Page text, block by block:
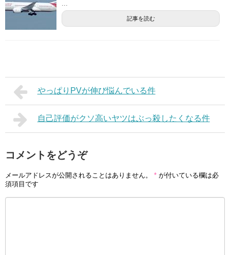
...
記事を読む
やっぱりPVが伸び悩んでいる件
自己評価がクソ高いヤツはぶっ殺したくなる件
コメントをどうぞ
メールアドレスが公開されることはありません。 * が付いている欄は必
須項目です